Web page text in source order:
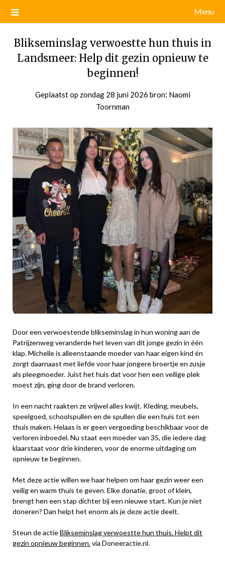
Menu
Blikseminslag verwoestte hun thuis in
Landsmeer: Help dit gezin opnieuw te
beginnen!
Geplaatst op zondag 28 juni 2026 door
bron: Naomi
Toornman
Door een verwoestende blikseminslag in hun woning aan de
Patrijzenweg veranderde het leven van dit jonge gezin in één
klap. Michelle is alleenstaande moeder van haar eigen kind én
zorgt daarnaast met liefde voor haar jongere broertje en zusje
als pleegmoeder. Juist het huis dat voor hen een veilige plek
moest zijn, ging door de brand verloren.
In een nacht raakten ze vrijwel alles kwijt. Kleding, meubels,
speelgoed, schoolspullen en de spullen die een huis tot een
thuis maken. Helaas is er geen vergoeding beschikbaar voor de
verloren inboedel. Nu staat een moeder van 35, die iedere dag
klaarstaat voor drie kinderen, voor de enorme uitdaging om
opnieuw te beginnen.
Met deze actie willen we haar helpen om haar gezin weer een
veilig en warm thuis te geven. Elke donatie, groot of klein,
brengt hen een stap dichter bij een nieuwe start. Kun je niet
doneren? Dan helpt het enorm als je deze actie deelt.
Steun de actieBlikseminslag verwoestte hun thuis. Helpt dit
gezin opnieuw beginnen.via Doneeractie.nl.